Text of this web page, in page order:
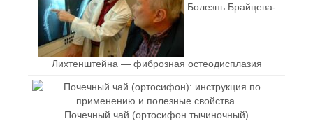
Болезнь Брайцева-
Лихтенштейна — фиброзная остеодисплазия
Почечный чай (ортосифон тычиночный)